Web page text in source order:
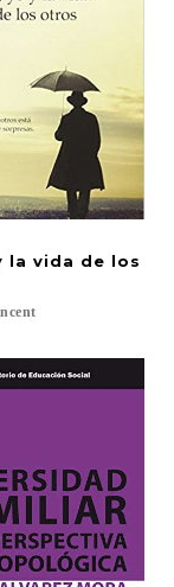
época digital
la vida de los